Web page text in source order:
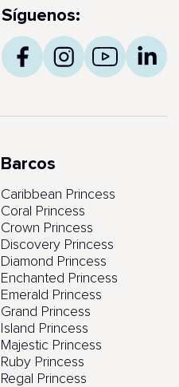
Síguenos:
Barcos
Caribbean Princess
Coral Princess
Crown Princess
Discovery Princess
Diamond Princess
Enchanted Princess
Emerald Princess
Grand Princess
Island Princess
Majestic Princess
Ruby Princess
Regal Princess